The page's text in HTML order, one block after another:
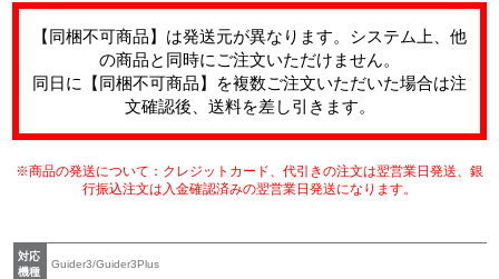
【同梱不可商品】は発送元が異なります。システム上、他
の商品と同時にご注文いただけません。
同日に【同梱不可商品】を複数ご注文いただいた場合は注
文確認後、送料を差し引きます。
※商品の発送について：クレジットカード、代引きの注文は翌営業日発送、銀
行振込注文は入金確認済みの翌営業日発送になります。
対応
機種
Guider3/Guider3Plus